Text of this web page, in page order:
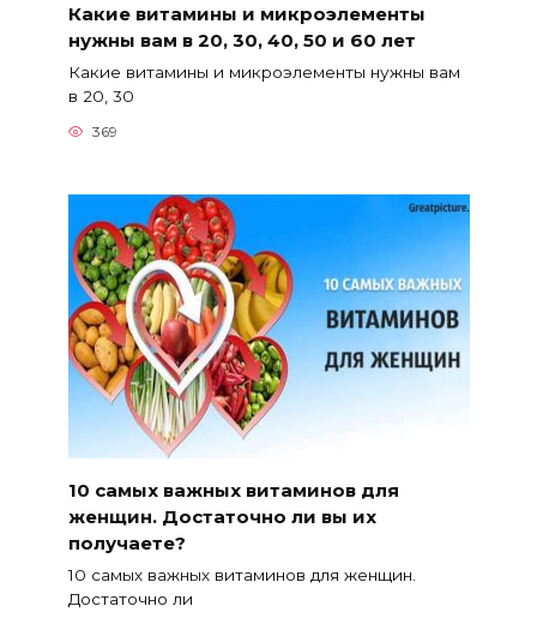
Какие витамины и микроэлементы
нужны вам в 20, 30, 40, 50 и 60 лет
Какие витамины и микроэлементы нужны вам
в 20, 30
369
10 самых важных витаминов для
женщин. Достаточно ли вы их
получаете?
10 самых важных витаминов для женщин.
Достаточно ли